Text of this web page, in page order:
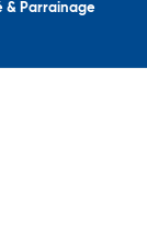
& Parrainage